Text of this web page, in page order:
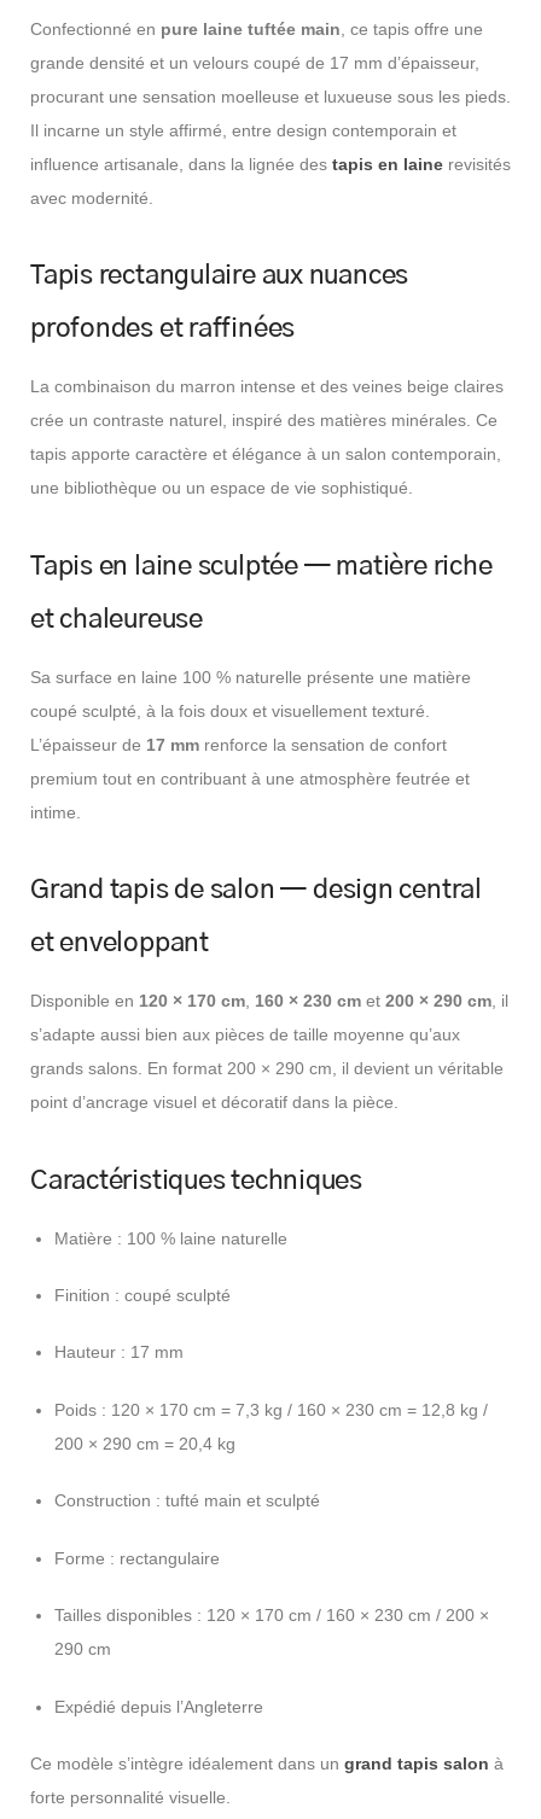
Confectionné en pure laine tuftée main , ce tapis offre une
grande densité et un velours coupé de 17 mm d’épaisseur,
procurant une sensation moelleuse et luxueuse sous les pieds.
Il incarne un style affirmé, entre design contemporain et
influence artisanale, dans la lignée des tapis en laine revisités
avec modernité.
Tapis rectangulaire aux nuances
profondes et raffinées
La combinaison du marron intense et des veines beige claires
crée un contraste naturel, inspiré des matières minérales. Ce
tapis apporte caractère et élégance à un salon contemporain,
une bibliothèque ou un espace de vie sophistiqué.
Tapis en laine sculptée — matière riche
et chaleureuse
Sa surface en laine 100 % naturelle présente une matière
coupé sculpté, à la fois doux et visuellement texturé.
L’épaisseur de 17 mm renforce la sensation de confort
premium tout en contribuant à une atmosphère feutrée et
intime.
Grand tapis de salon — design central
et enveloppant
Disponible en 120 × 170 cm, 160 × 230 cm et 200 × 290 cm, il
s’adapte aussi bien aux pièces de taille moyenne qu’aux
grands salons. En format 200 × 290 cm, il devient un véritable
point d’ancrage visuel et décoratif dans la pièce.
Caractéristiques techniques
Matière : 100 % laine naturelle
Finition : coupé sculpté
Hauteur : 17 mm
Poids : 120 × 170 cm = 7,3 kg / 160 × 230 cm = 12,8 kg /
200 × 290 cm = 20,4 kg
Construction : tufté main et sculpté
Forme : rectangulaire
Tailles disponibles : 120 × 170 cm / 160 × 230 cm / 200 ×
290 cm
Expédié depuis l’Angleterre
Ce modèle s’intègre idéalement dans un grand tapis salon à
forte personnalité visuelle.